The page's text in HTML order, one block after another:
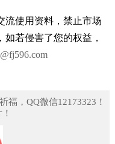
流使用资料，禁止市场
若侵害了您的权益，
福，QQ微信12173323！